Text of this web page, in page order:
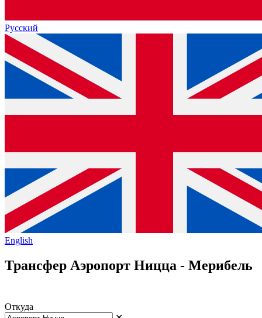
Русский
English
Трансфер Аэропорт Ницца - Мерибель
Откуда